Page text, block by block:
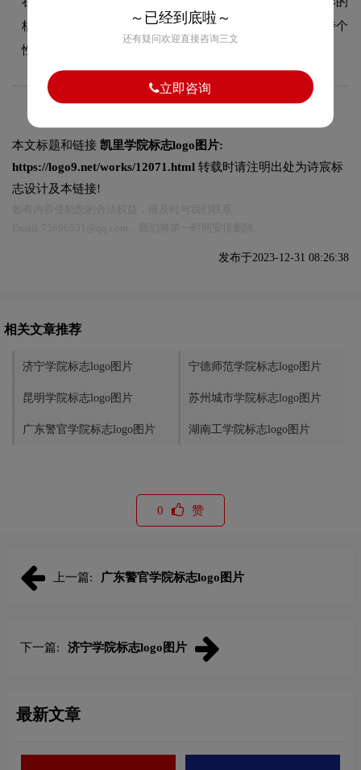
核心手法，既符合行业的一般审美特征，又突出品牌的独特个
性，能够在众多竞品中脱颖而出，给消费者留下深刻印象。
本文标题和链接 凯里学院标志logo图片:
https://logo9.net/works/12071.html 转载时请注明出处为诗宸标
志设计及本链接!
发布于2023-12-31 08:26:38
相关文章推荐
济宁学院标志logo图片 宁德师范学院标志logo图片
昆明学院标志logo图片 苏州城市学院标志logo图片
广东警官学院标志logo图片 湖南工学院标志logo图片
0 赞
上一篇: 广东警官学院标志logo图片
下一篇: 济宁学院标志logo图片
最新文章
～已经到底啦～
还有疑问欢迎直接咨询三文
立即咨询